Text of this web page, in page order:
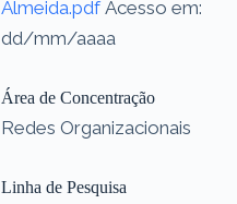
Almeida.pdfAcesso em:
dd/mm/aaaa
Área de Concentração
Redes Organizacionais
Linha de Pesquisa